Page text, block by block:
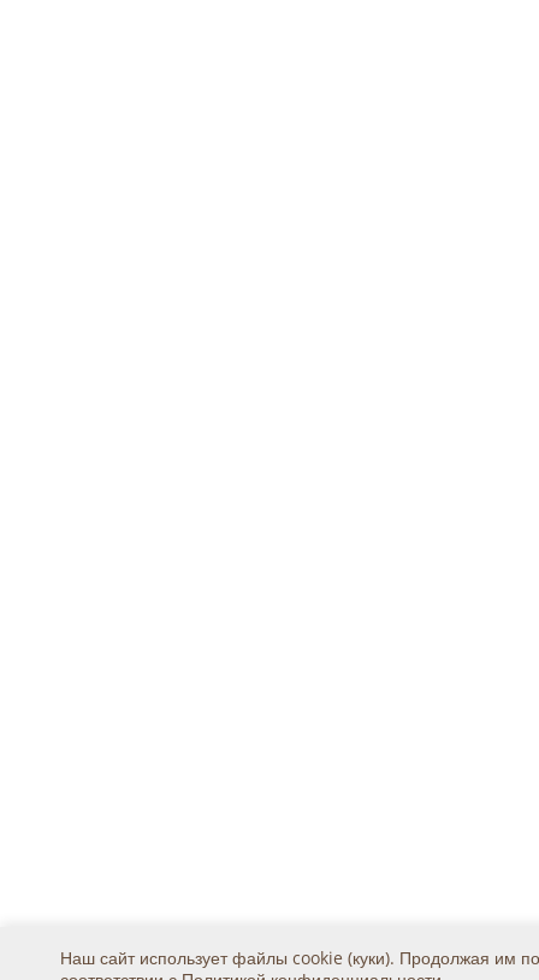
Наш сайт использует файлы cookie (куки). Продолжая им